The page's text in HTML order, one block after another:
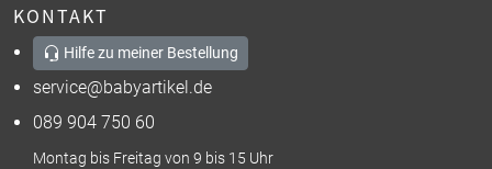
KONTAKT
Hilfe zu meiner Bestellung
service@babyartikel.de
089 904 750 60
Montag bis Freitag von 9 bis 15 Uhr